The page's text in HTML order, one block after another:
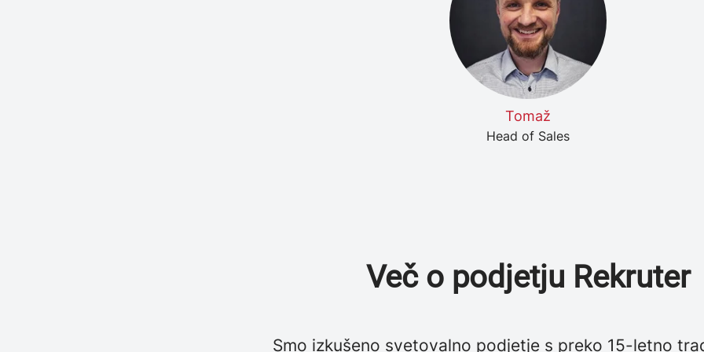
Tomaž
Head of Sales
Več o podjetju Rekruter
Smo izkušeno svetovalno podjetje s preko 15-letno